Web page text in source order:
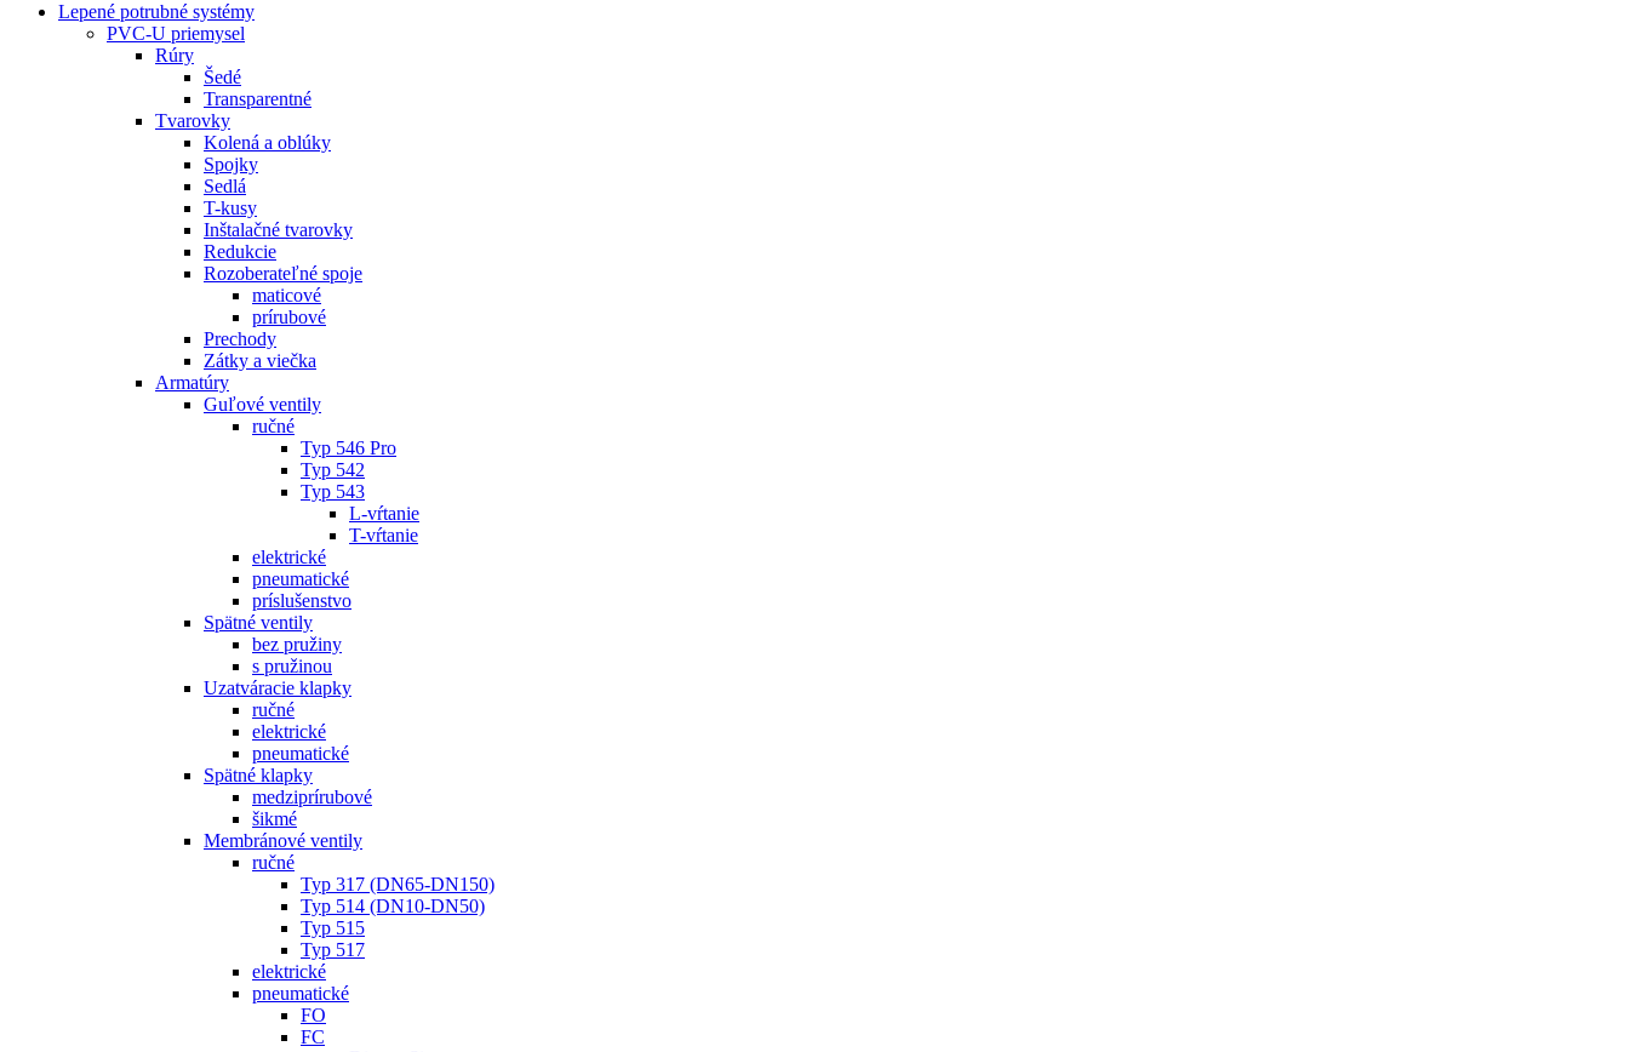
Lepené potrubné systémy
PVC-U priemysel
Rúry
Šedé
Transparentné
Tvarovky
Kolená a oblúky
Spojky
Sedlá
T-kusy
Inštalačné tvarovky
Redukcie
Rozoberateľné spoje
maticové
prírubové
Prechody
Zátky a viečka
Armatúry
Guľové ventily
ručné
Typ 546 Pro
Typ 542
Typ 543
L-vŕtanie
T-vŕtanie
elektrické
pneumatické
príslušenstvo
Spätné ventily
bez pružiny
s pružinou
Uzatváracie klapky
ručné
elektrické
pneumatické
Spätné klapky
medziprírubové
šikmé
Membránové ventily
ručné
Typ 317 (DN65-DN150)
Typ 514 (DN10-DN50)
Typ 515
Typ 517
elektrické
pneumatické
FO
FC